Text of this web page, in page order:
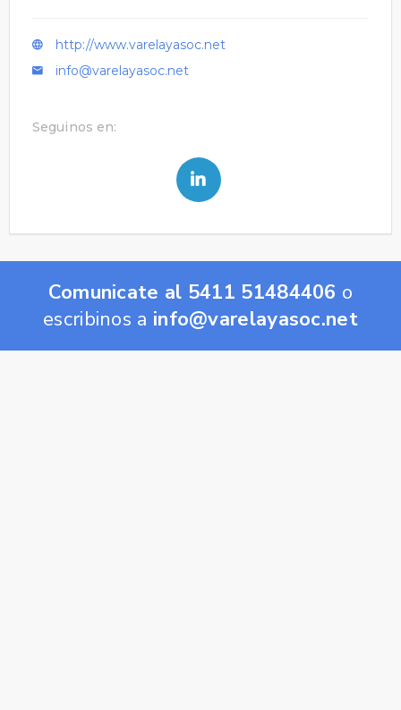
http://www.varelayasoc.net
info@varelayasoc.net
Seguinos en:
Comunicate al 5411 51484406 o
escribinos a info@varelayasoc.net